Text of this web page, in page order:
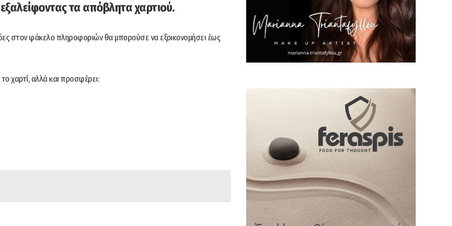
τα απόβλητα χαρτιού.
στον φάκελο πληροφοριών θα μπορούσε να εξοικονομήσει έως
χαρτί, αλλά και προσφέρει: